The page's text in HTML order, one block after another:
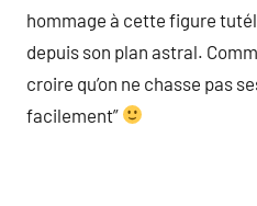
hommage à cette figure
depuis son plan astral.
croire qu’on ne chasse pas
facilement”